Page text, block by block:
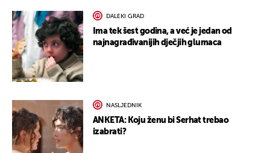
DALEKI GRAD
Ima tek šest godina, a već je jedan od
najnagrađivanijih dječjih glumaca
NASLJEDNIK
ANKETA: Koju ženu bi Serhat trebao
izabrati?